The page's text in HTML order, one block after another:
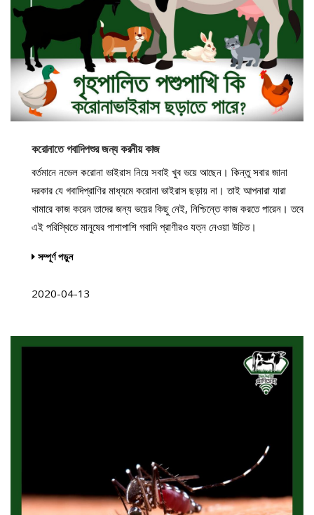
করোনাতে গবাদিপশুর জন্য করনীয় কাজ
বর্তমানে নভেল করোনা ভাইরাস নিয়ে সবাই খুব ভয়ে আছেন। কিন্তু সবার জানা
দরকার যে গবাদিপ্রাণির মাধ্যমে করোনা ভাইরাস ছড়ায় না। তাই আপনারা যারা
খামারে কাজ করেন তাদের জন্য ভয়ের কিছু নেই, নিশ্চিন্তে কাজ করতে পারেন। তবে
এই পরিস্থিতে মানুষের পাশাপাশি গবাদি প্রাণীরও যত্ন নেওয়া উচিত।
সম্পূর্ণ পড়ুন
2020-04-13